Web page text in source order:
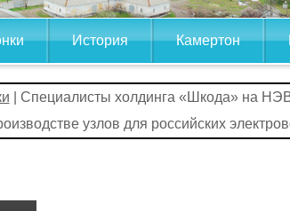
История Камертон
| Специалисты холдинга «Шкода» на
узлов для российских